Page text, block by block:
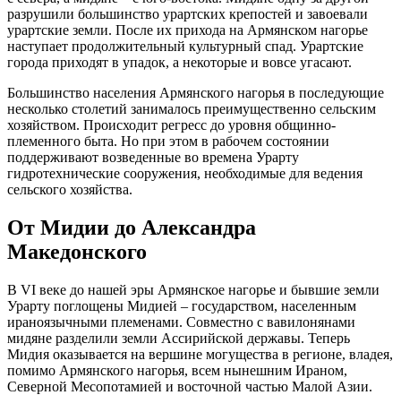
разрушили большинство урартских крепостей и завоевали
урартские земли. После их прихода на Армянском нагорье
наступает продолжительный культурный спад. Урартские
города приходят в упадок, а некоторые и вовсе угасают.
Большинство населения Армянского нагорья в последующие
несколько столетий занималось преимущественно сельским
хозяйством. Происходит регресс до уровня общинно-
племенного быта. Но при этом в рабочем состоянии
поддерживают возведенные во времена Урарту
гидротехнические сооружения, необходимые для ведения
сельского хозяйства.
От Мидии до Александра
Македонского
В VI веке до нашей эры Армянское нагорье и бывшие земли
Урарту поглощены Мидией – государством, населенным
ираноязычными племенами. Совместно с вавилонянами
мидяне разделили земли Ассирийской державы. Теперь
Мидия оказывается на вершине могущества в регионе, владея,
помимо Армянского нагорья, всем нынешним Ираном,
Северной Месопотамией и восточной частью Малой Азии.